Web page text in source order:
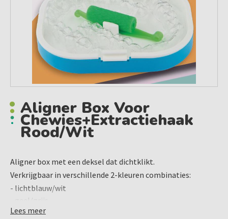
Aligner Box Voor
Chewies+extractiehaak
Rood/wit
Aligner box met een deksel dat dichtklikt.
Verkrijgbaar in verschillende 2-kleuren combinaties:
- lichtblauw/wit
- geel/grijs
- zwart/grijs
Lees meer